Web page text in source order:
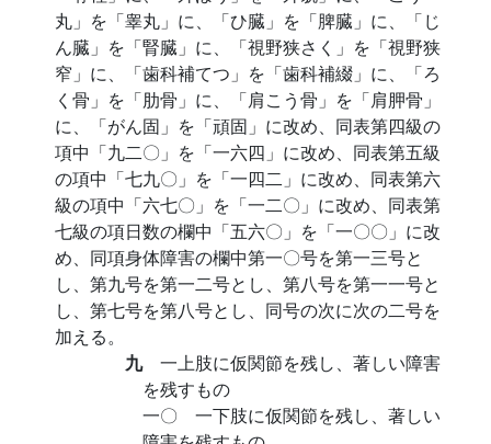
丸」を「睾丸」に、「ひ臓」を「脾臓」に、「じ
ん臓」を「腎臓」に、「視野狭さく」を「視野狭
窄」に、「歯科補てつ」を「歯科補綴」に、「ろ
く骨」を「肋骨」に、「肩こう骨」を「肩胛骨」
に、「がん固」を「頑固」に改め、同表第四級の
項中「九二〇」を「一六四」に改め、同表第五級
の項中「七九〇」を「一四二」に改め、同表第六
級の項中「六七〇」を「一二〇」に改め、同表第
七級の項日数の欄中「五六〇」を「一〇〇」に改
め、同項身体障害の欄中第一〇号を第一三号と
し、第九号を第一二号とし、第八号を第一一号と
し、第七号を第八号とし、同号の次に次の二号を
加える。
九 一上肢に仮関節を残し、著しい障害
を残すもの
一〇 一下肢に仮関節を残し、著しい